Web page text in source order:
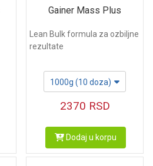
Gainer Mass Plus
Lean Bulk formula za ozbiljne
rezultate
1000g (10 doza)
2370 RSD
Dodaj u korpu